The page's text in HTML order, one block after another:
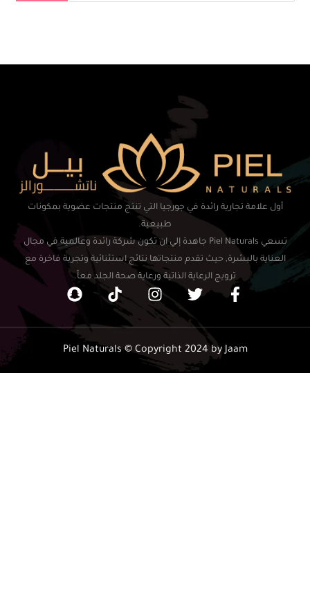
أول علامة تجارية رائدة في جورجيا التي تنتج منتجات عضوية بمكونات
طبيعية.
تسعي Piel Naturals جاهدة إلي ان تكون شركة رائدة وعالمية في مجال
العناية بالبشرة, حيث تقدم منتجاتها نتائج استثنائية وتجربة فاخرة مع
ترويج الرعاية الذاتية ورعاية صحة الجلد معاً.
Piel Naturals © Copyright 2024 by Jaam